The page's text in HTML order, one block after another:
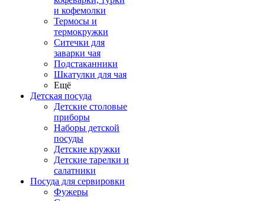
и кофемолки
Термосы и
термокружки
Ситечки для
заварки чая
Подстаканники
Шкатулки для чая
Ещё
Детская посуда
Детские столовые
приборы
Наборы детской
посуды
Детские кружки
Детские тарелки и
салатники
Посуда для сервировки
Фужеры